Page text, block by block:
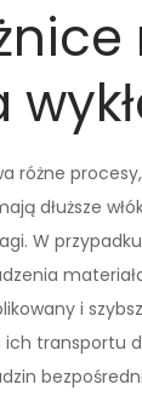
różne
dłuższe
W
i
ich transportu